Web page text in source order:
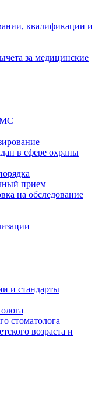
квалификации и
за медицинские
в сфере охраны
прием
на обследование
и стандарты
стоматолога
возраста и